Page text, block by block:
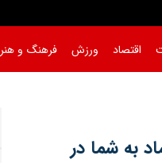
اقتصاد ورزش فرهنگ و هنر
به شما در